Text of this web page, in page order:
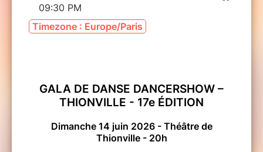
09:30 PM
Timezone : Europe/Paris
GALA DE DANSE DANCERSHOW –
THIONVILLE - 17e ÉDITION
Dimanche 14 juin 2026 - Théâtre de
Thionville - 20h